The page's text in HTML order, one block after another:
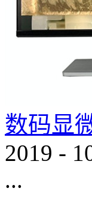
数码显
2019 -
...